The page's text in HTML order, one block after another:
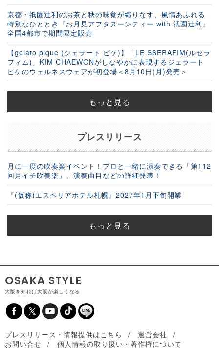
京都・祇園辻利のお茶と秋の味覚が織りなす、風情あふれる
特別なひととき『お月見アフタヌーンティー with 祇園辻利』
全国4都市で期間限定販売
【gelato pique (ジェラート ピケ)】「LE SSERAFIM(ルセラ
フィム)」KIM CHAEWONがしなやかに表現するジェラート
ピケのウェルネスウェアが初登場＜8月10日(月)発売＞
もっと見る
プレスリリース
月に一度の吹奏楽イベント！プロと一緒に演奏できる「第112
回月イチ吹奏楽」。演奏曲目などの詳細発表！
『(仮称)エスペリアホテル札幌』2027年1月下旬開業
もっと見る
OSAKA STYLE
大阪を知れば大阪が楽しくなる
プレスリリース・情報提供はこちら
運営会社
お問い合せ
個人情報の取り扱い・著作権について